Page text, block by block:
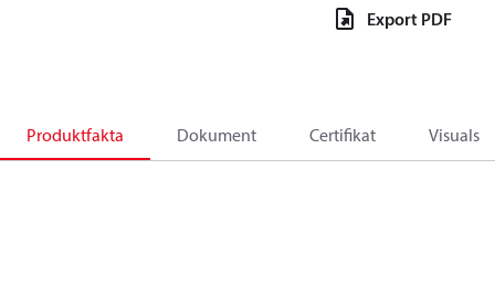
Export PDF
Produktfakta Dokument Certifikat Visuals